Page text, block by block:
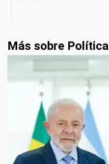
Más sobre Política